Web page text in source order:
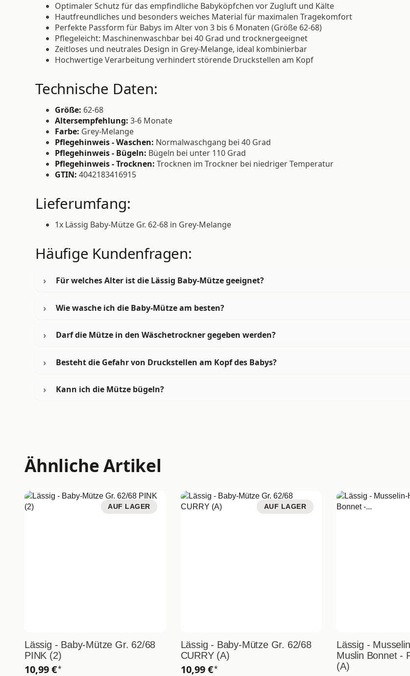
Optimaler Schutz für das empfindliche Babyköpfchen vor Zugluft und Kälte
Hautfreundliches und besonders weiches Material für maximalen Tragekomfort
Perfekte Passform für Babys im Alter von 3 bis 6 Monaten (Größe 62-68)
Pflegeleicht: Maschinenwaschbar bei 40 Grad und trocknergeeignet
Zeitloses und neutrales Design in Grey-Melange, ideal kombinierbar
Hochwertige Verarbeitung verhindert störende Druckstellen am Kopf
Technische Daten:
Größe: 62-68
Altersempfehlung: 3-6 Monate
Farbe: Grey-Melange
Pflegehinweis - Waschen: Normalwaschgang bei 40 Grad
Pflegehinweis - Bügeln: Bügeln bei unter 110 Grad
Pflegehinweis - Trocknen: Trocknen im Trockner bei niedriger Temperatur
GTIN: 4042183416915
Lieferumfang:
1x Lässig Baby-Mütze Gr. 62-68 in Grey-Melange
Häufige Kundenfragen:
Für welches Alter ist die Lässig Baby-Mütze geeignet?
Wie wasche ich die Baby-Mütze am besten?
Darf die Mütze in den Wäschetrockner gegeben werden?
Besteht die Gefahr von Druckstellen am Kopf des Babys?
Kann ich die Mütze bügeln?
Ähnliche Artikel
AUF LAGER
Lässig - Baby-Mütze Gr. 62/68
PINK (2)
10,99 €*
AUF LAGER
Lässig - Baby-Mütze Gr. 62/68
CURRY (A)
10,99 €*
Lässig -
Muslin Bonnet -
(A)